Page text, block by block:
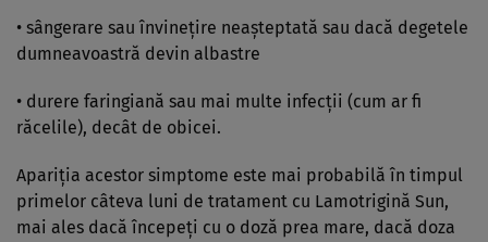
• sângerare sau învineţire neaşteptată sau dacă degetele
dumneavoastră devin albastre
• durere faringiană sau mai multe infecţii (cum ar fi
răcelile), decât de obicei.
Apariţia acestor simptome este mai probabilă în timpul
primelor câteva luni de tratament cu Lamotrigină Sun,
mai ales dacă începeţi cu o doză prea mare, dacă doza